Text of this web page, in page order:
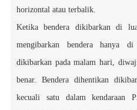
horizontal atau terbalik.
Ketika bendera dikibarkan di
mengibarkan bendera hanya
dikibarkan pada malam hari,
benar. Bendera dihentikan
kecuali satu dalam kendaraan